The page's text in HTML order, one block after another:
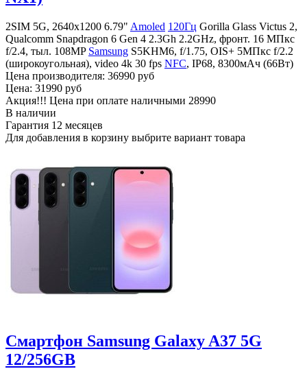
2SIM 5G, 2640x1200 6.79" Amoled 120Гц Gorilla Glass Victus 2,
Qualcomm Snapdragon 6 Gen 4 2.3Gh 2.2GHz, фронт. 16 МПкс
f/2.4, тыл. 108MP Samsung S5KHM6, f/1.75, OIS+ 5МПкс f/2.2
(широкоугольная), video 4k 30 fps NFC, IP68, 8300мАч (66Вт)
Цена производителя: 36990 руб
Цена: 31990 руб
Акция!!! Цена при оплате наличными 28990
В наличии
Гарантия 12 месяцев
Для добавления в корзину выбрите вариант товара
Смартфон Samsung Galaxy A37 5G
12/256GB